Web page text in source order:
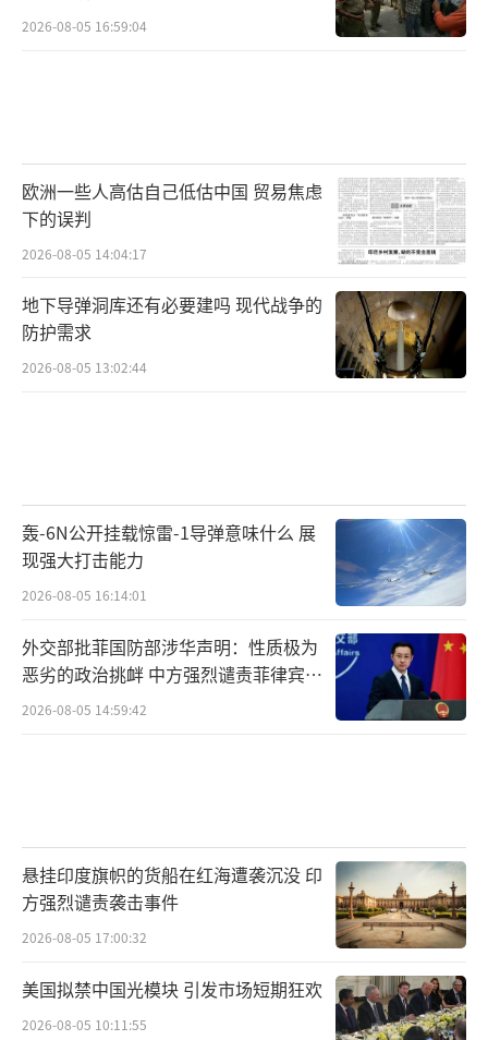
2026-08-05 16:59:04
欧洲一些人高估自己低估中国 贸易焦虑
下的误判
2026-08-05 14:04:17
地下导弹洞库还有必要建吗 现代战争的
防护需求
2026-08-05 13:02:44
轰-6N公开挂载惊雷-1导弹意味什么 展
现强大打击能力
2026-08-05 16:14:01
外交部批菲国防部涉华声明：性质极为
恶劣的政治挑衅 中方强烈谴责菲律宾行
为
2026-08-05 14:59:42
悬挂印度旗帜的货船在红海遭袭沉没 印
方强烈谴责袭击事件
2026-08-05 17:00:32
美国拟禁中国光模块 引发市场短期狂欢
2026-08-05 10:11:55